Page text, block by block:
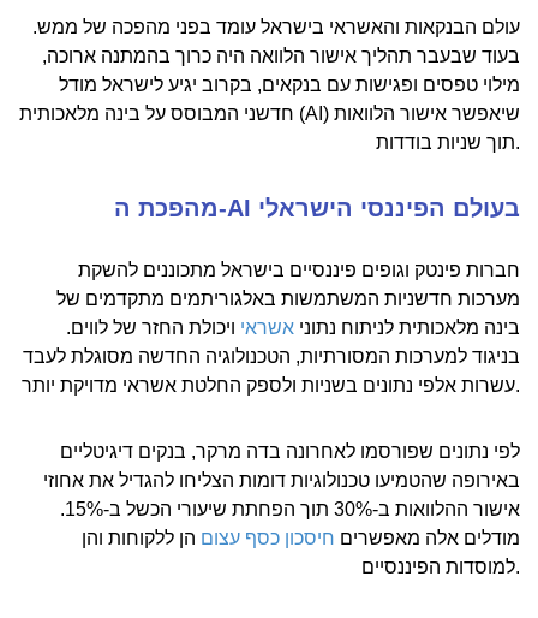
עולם הבנקאות והאשראי בישראל עומד בפני מהפכה של ממש.
בעוד שבעבר תהליך אישור הלוואה היה כרוך בהמתנה ארוכה,
מילוי טפסים ופגישות עם בנקאים, בקרוב יגיע לישראל מודל
חדשני המבוסס על בינה מלאכותית (AI) שיאפשר אישור הלוואות
תוך שניות בודדות.
מהפכת ה-AI בעולם הפיננסי הישראלי
חברות פינטק וגופים פיננסיים בישראל מתכוננים להשקת
מערכות חדשניות המשתמשות באלגוריתמים מתקדמים של
בינה מלאכותית לניתוח נתוני אשראי ויכולת החזר של לווים.
בניגוד למערכות המסורתיות, הטכנולוגיה החדשה מסוגלת לעבד
עשרות אלפי נתונים בשניות ולספק החלטת אשראי מדויקת יותר.
לפי נתונים שפורסמו לאחרונה בדה מרקר, בנקים דיגיטליים
באירופה שהטמיעו טכנולוגיות דומות הצליחו להגדיל את אחוזי
אישור ההלוואות ב-30% תוך הפחתת שיעורי הכשל ב-15%.
מודלים אלה מאפשרים חיסכון כסף עצום הן ללקוחות והן
למוסדות הפיננסיים.